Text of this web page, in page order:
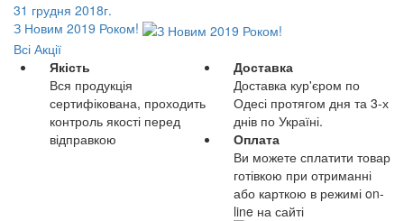
31 грудня 2018г.
З Новим 2019 Роком!
Всі Акції
Якість
Вся продукція
сертифікована, проходить
контроль якості перед
відправкою
Доставка
Доставка кур'єром по
Одесі протягом дня та 3-х
днів по Україні.
Оплата
Ви можете сплатити товар
готівкою при отриманні
або карткою в режимі on-
line на сайті